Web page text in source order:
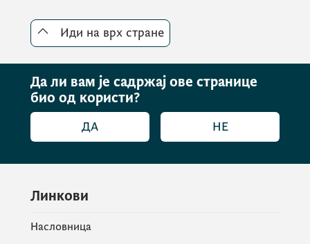
СМАЊЕЊУ ПЛАСТИКЕ “Шта... | Фацебоок
Иди на врх стране
Да ли вам је садржај ове странице
био од користи?
ДА НЕ
Линкови
Насловница